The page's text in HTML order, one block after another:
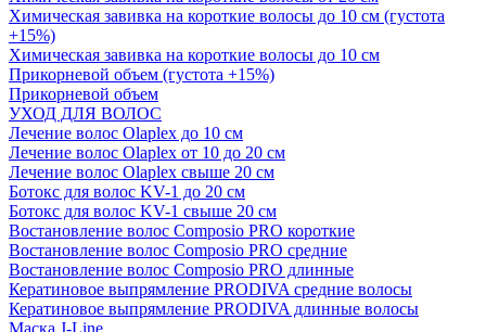
Химическая завивка на короткие волосы до 10 см (густота
+15%)
Химическая завивка на короткие волосы до 10 см
Прикорневой объем (густота +15%)
Прикорневой объем
УХОД ДЛЯ ВОЛОС
Лечение волос Olapleх до 10 см
Лечение волос Olapleх от 10 до 20 см
Лечение волос Olapleх свыше 20 см
Ботокс для волос KV-1 до 20 см
Ботокс для волос KV-1 свыше 20 см
Востановление волос Composio PRO короткие
Востановление волос Composio PRO средние
Востановление волос Composio PRO длинные
Кератиновое выпрямление PRODIVA средние волосы
Кератиновое выпрямление PRODIVA длинные волосы
Маска J-Line